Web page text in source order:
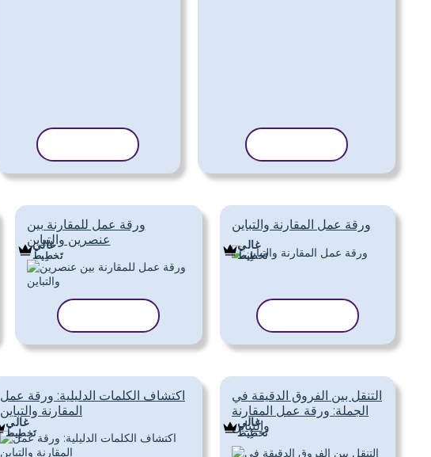
ورقة عمل للمقارنة بين
عنصرين والتباين
غالي
تَخطِيط
ورقة عمل المقارنة والتباين
غالي
تَخطِيط
اكتشاف الكلمات الدليلية: ورقة عمل
المقارنة والتباين
غالي
تَخطِيط
التنقل بين الفروق الدقيقة في
الجملة: ورقة عمل المقارنة
والتباين
غالي
تَخطِيط